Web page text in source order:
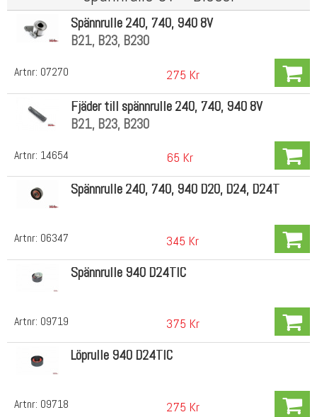
Artnr: 07270
Spännrulle 240, 740, 940 8V
B21, B23, B230
275 Kr
Artnr: 14654
Fjäder till spännrulle 240, 740, 940 8V
B21, B23, B230
65 Kr
Artnr: 06347
Spännrulle 240, 740, 940 D20, D24, D24T
345 Kr
Artnr: 09719
Spännrulle 940 D24TIC
375 Kr
Artnr: 09718
Löprulle 940 D24TIC
275 Kr